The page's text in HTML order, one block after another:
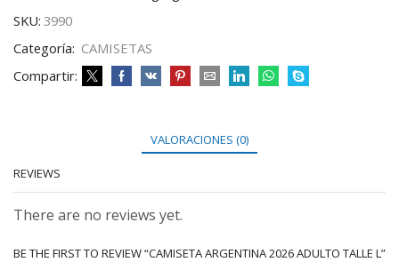
SKU: 3990
Categoría: CAMISETAS
Compartir:
VALORACIONES (0)
REVIEWS
There are no reviews yet.
BE THE FIRST TO REVIEW “CAMISETA ARGENTINA 2026 ADULTO TALLE L”